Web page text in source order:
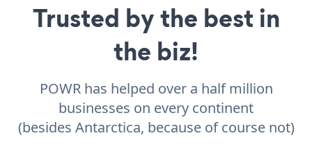
Trusted by the best in
the biz!
POWR has helped over a half million
businesses on every continent
(besides Antarctica, because of course not)